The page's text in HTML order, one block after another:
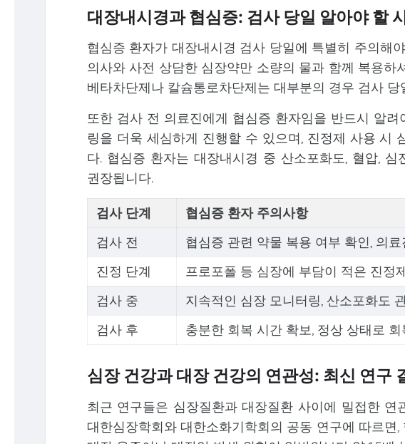
대장내시경과 협심증: 검사 당일 알아야 할
협심증 환자가 대장내시경 검사 당일에 특별히 주의해
의사와 사전 상담한 심장약만 소량의 물과 함께 복용하
베타차단제나 칼슘통로차단제는 대부분의 경우 검사
또한 검사 전 의료진에게 협심증 환자임을 반드시 알
링을 더욱 세심하게 진행할 수 있으며, 진정제 사용 시
다. 협심증 환자는 대장내시경 중 산소포화도, 혈압,
권장됩니다.
검사 단계
협심증 환자 주의사항
검사 전
협심증 관련 약물 복용 여부 확인, 의
진정 단계
프로포폴 등 심장에 부담이 적은 진정
검사 중
지속적인 심장 모니터링, 산소포화도
검사 후
충분한 회복 시간 확보, 정상 상태로
심장 건강과 대장 건강의 연관성: 최신 연구
최근 연구들은 심장질환과 대장질환 사이에 밀접한 연
대한심장학회와 대한소화기학회의 공동 연구에 따르면